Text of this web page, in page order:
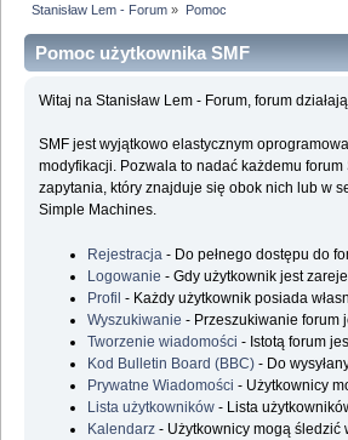
Stanisław Lem - Forum » Pomoc
Pomoc użytkownika SMF
Witaj na Stanisław Lem - Forum, forum
SMF jest wyjątkowo elastycznym
modyfikacji. Pozwala to nadać każdemu
zapytania, który znajduje się obok nich lub w
Simple Machines.
Rejestracja - Do pełnego dostępu do
Logowanie - Gdy użytkownik jest
Profil - Każdy użytkownik posiada
Wyszukiwanie - Przeszukiwanie forum
Tworzenie wiadomości - Istotą forum
Kod Bulletin Board (BBC) - Do
Prywatne Wiadomości - Użytkownicy
Lista użytkowników - Lista
Kalendarz - Użytkownicy mogą śledzić